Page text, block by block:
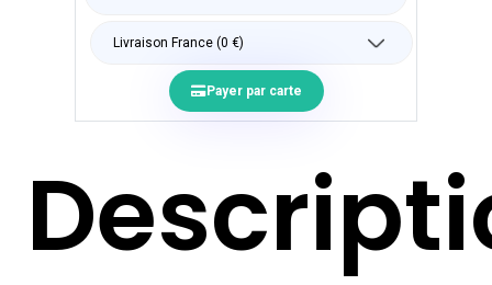
Payer par carte